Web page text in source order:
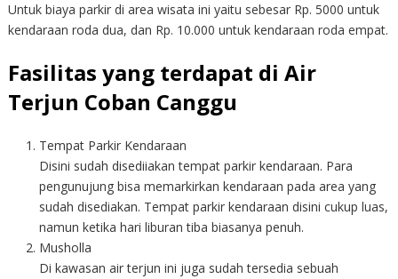
Untuk biaya parkir di area wisata ini yaitu sebesar Rp. 5000 untuk
kendaraan roda dua, dan Rp. 10.000 untuk kendaraan roda empat.
Fasilitas yang terdapat di Air
Terjun Coban Canggu
Tempat Parkir Kendaraan
Disini sudah disediiakan tempat parkir kendaraan. Para
pengunujung bisa memarkirkan kendaraan pada area yang
sudah disediakan. Tempat parkir kendaraan disini cukup luas,
namun ketika hari liburan tiba biasanya penuh.
Musholla
Di kawasan air terjun ini juga sudah tersedia sebuah